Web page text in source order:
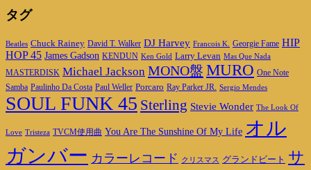
タグ
Beatles Chuck Rainey David T. Walker DJ Harvey Francois K. Georgie Fame HIP
HOP 45 James Gadson KENDUN Ken Gold Larry Levan Mas Que Nada
MASTERDISK Michael Jackson MONO盤 MURO One Note
Samba Paulinho Da Costa Paul Weller Porcaro Ray Parker JR. Sergio Mendes
SOUL FUNK 45 Sterling Stevie Wonder The Look Of
Love Tristeza TVCM使用曲 You Are The Sunshine Of My Life オル
ガンバー カラーレコード クリスマス グランドビート サ